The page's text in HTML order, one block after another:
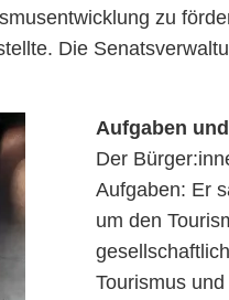
zu
Die
Aufgaben
Der
Aufgaben: Er
um den
Tourismus